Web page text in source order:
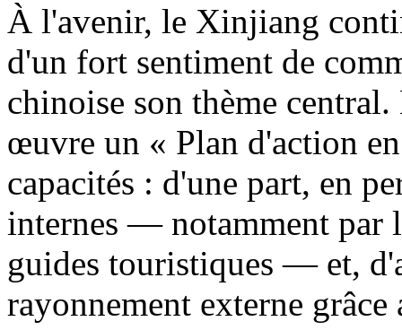
À l'avenir, le Xinjiang
d'un fort sentiment de
chinoise son thème
œuvre un « Plan d'action
capacités : d'une part, en
internes — notamment par
guides touristiques — et,
rayonnement externe